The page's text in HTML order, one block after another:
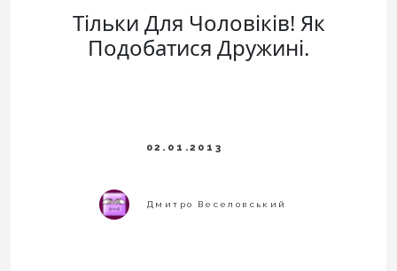
Тільки Для Чоловіків! Як
Подобатися Дружині.